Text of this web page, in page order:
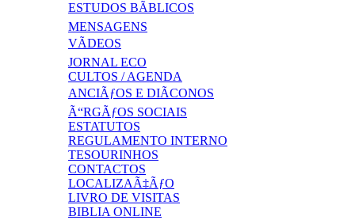
ESTUDOS BÃBLICOS
MENSAGENS
VÃDEOS
JORNAL ECO
CULTOS / AGENDA
ANCIÃƒOS E DIÃCONOS
Ã“RGÃƒOS SOCIAIS
ESTATUTOS
REGULAMENTO INTERNO
TESOURINHOS
CONTACTOS
LOCALIZAÃ‡ÃƒO
LIVRO DE VISITAS
BIBLIA ONLINE